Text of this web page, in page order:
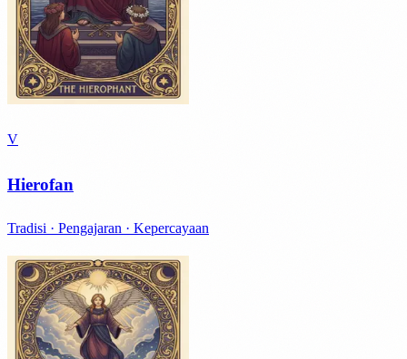
V
Hierofan
Tradisi · Pengajaran · Kepercayaan